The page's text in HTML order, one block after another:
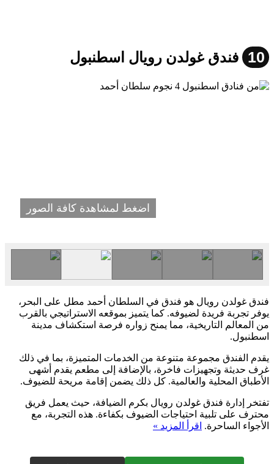
10 فندق غولدن رويال اسطنبول
اضغط لمشاهدة كافة الصور
فندق غولدن رويال هو فندق في السلطان أحمد مطل على البحر،
يوفر تجربة فريدة لضيوفه. كما يتميز بموقعه الاستراتيجي بالقرب
من المعالم التاريخية، مما يمنح زواره فرصة استكشاف مدينة
اسطنبول.
يقدم الفندق مجموعة متنوعة من الخدمات المتميزة، بما في ذلك
غرف حديثة وتجهيزات فاخرة، بالإضافة إلى مطعم يقدم أشهى
الأطباق المحلية والعالمية. كل ذلك يضمن إقامة مريحة للضيوف.
تفتخر إدارة فندق غولدن رويال بكرم الضيافة، حيث يعمل فريق
محترف على تلبية احتياجات الضيوف بكفاءة. هذه التجربة، مع
الأجواء الساحرة. اقرأ المزيد »